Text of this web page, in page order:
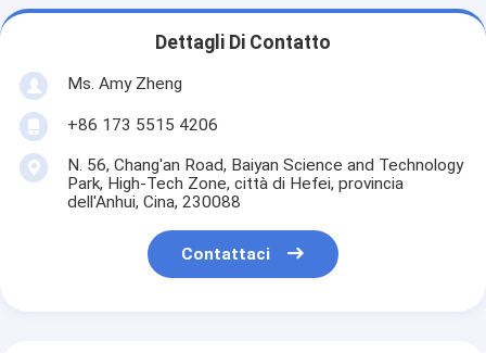
Dettagli Di Contatto
Ms. Amy Zheng
+86 173 5515 4206
N. 56, Chang'an Road, Baiyan Science and Technology
Park, High-Tech Zone, città di Hefei, provincia
dell'Anhui, Cina, 230088
Contattaci